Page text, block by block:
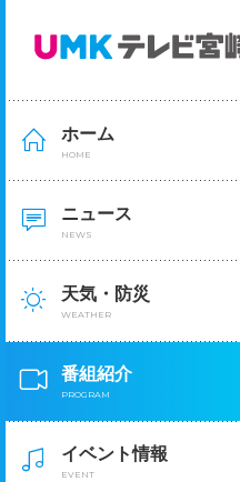
ホーム
HOME
ニュース
NEWS
天気・防災
WEATHER
番組紹介
PROGRAM
イベント情報
EVENT